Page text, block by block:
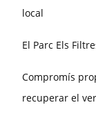
local
El Parc Els
Compromís
recuperar el